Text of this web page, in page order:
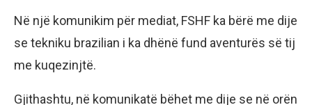
Në një komunikim për mediat, FSHF ka bërë me dije
se tekniku brazilian i ka dhënë fund aventurës së tij
me kuqezinjtë.
Gjithashtu, në komunikatë bëhet me dije se në orën